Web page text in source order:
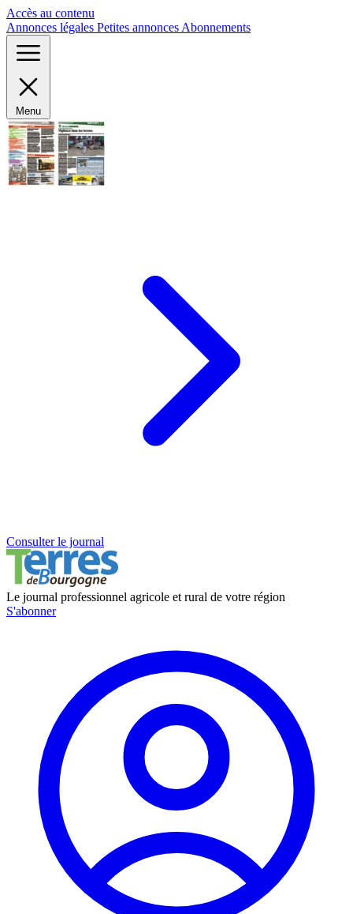
Accès au contenu
Annonces légales Petites annonces Abonnements
Menu
Consulter le journal
Le journal professionnel agricole et rural de votre région
S'abonner
Panneau de gestion des cookies